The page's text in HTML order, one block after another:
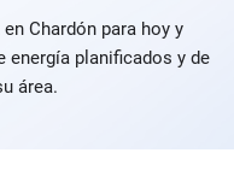
Chardón para hoy y
energía planificados y de
área.